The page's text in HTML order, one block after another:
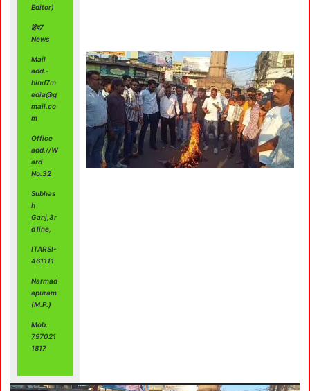
Editor)
हिंद7
News
Mail
add.-
hind7m
edia@g
mail.co
m
Office
add.//W
ard
No.32
Subhas
h
Ganj,3r
d line,
ITARSI-
461111
Narmad
apuram
(M.P.)
Mob.
797021
1817